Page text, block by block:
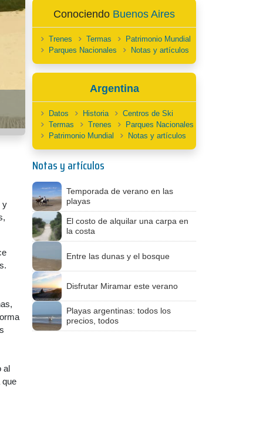
y
al
que
Conociendo Buenos Aires
Trenes Termas
Patrimonio Mundial
Parques Nacionales
Notas y artículos
Argentina
Datos Historia
Centros de Ski
Termas
Trenes
Parques Nacionales
Patrimonio Mundial
Notas y artículos
Notas y artículos
Temporada de verano en las
playas
El costo de alquilar una carpa en
la costa
Entre las dunas y el bosque
Disfrutar Miramar este verano
Playas argentinas: todos los
precios, todos